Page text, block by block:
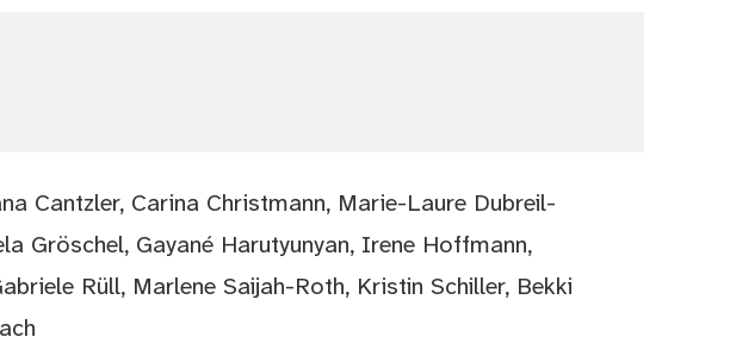
Cantzler, Carina Christmann, Marie-Laure Dubreil-
Gröschel, Gayané Harutyunyan, Irene Hoffmann,
Rüll, Marlene Saijah-Roth, Kristin Schiller, Bekki